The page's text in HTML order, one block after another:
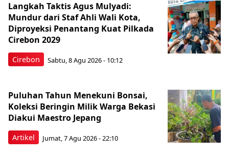
Cirebon
Langkah Taktis Agus Mulyadi:
Mundur dari Staf Ahli Wali Kota,
Diproyeksi Penantang Kuat Pilkada
Cirebon 2029
Sabtu, 8 Agu 2026 - 10:12
Artikel
Puluhan Tahun Menekuni Bonsai,
Koleksi Beringin Milik Warga Bekasi
Diakui Maestro Jepang
Jumat, 7 Agu 2026 - 22:10